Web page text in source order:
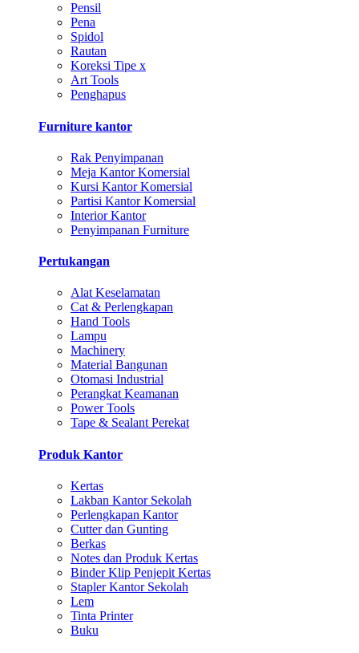
Pensil
Pena
Spidol
Rautan
Koreksi Tipe x
Art Tools
Penghapus
Furniture kantor
Rak Penyimpanan
Meja Kantor Komersial
Kursi Kantor Komersial
Partisi Kantor Komersial
Interior Kantor
Penyimpanan Furniture
Pertukangan
Alat Keselamatan
Cat & Perlengkapan
Hand Tools
Lampu
Machinery
Material Bangunan
Otomasi Industrial
Perangkat Keamanan
Power Tools
Tape & Sealant Perekat
Produk Kantor
Kertas
Lakban Kantor Sekolah
Perlengkapan Kantor
Cutter dan Gunting
Berkas
Notes dan Produk Kertas
Binder Klip Penjepit Kertas
Stapler Kantor Sekolah
Lem
Tinta Printer
Buku